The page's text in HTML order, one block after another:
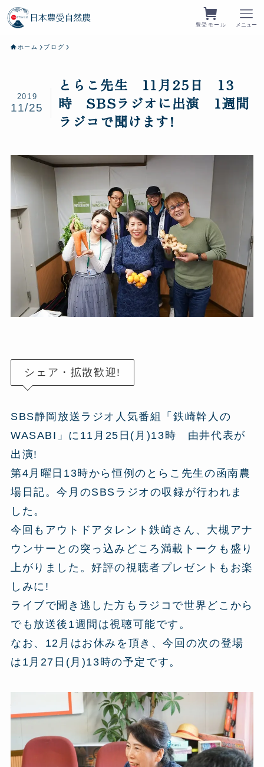
豊受モール メニュー
ホーム ブログ
とらこ先生 11月25日 13
時 SBSラジオに出演 1週間
ラジコで聞けます!
2019
11/25
シェア・拡散歓迎!
SBS静岡放送ラジオ人気番組「鉄崎幹人の
WASABI」に11月25日(月)13時 由井代表が
出演!
第4月曜日13時から恒例のとらこ先生の函南農
場日記。今月のSBSラジオの収録が行われま
した。
今回もアウトドアタレント鉄崎さん、大槻アナ
ウンサーとの突っ込みどころ満載トークも盛り
上がりました。好評の視聴者プレゼントもお楽
しみに!
ライブで聞き逃した方もラジコで世界どこから
でも放送後1週間は視聴可能です。
なお、12月はお休みを頂き、今回の次の登場
は1月27日(月)13時の予定です。